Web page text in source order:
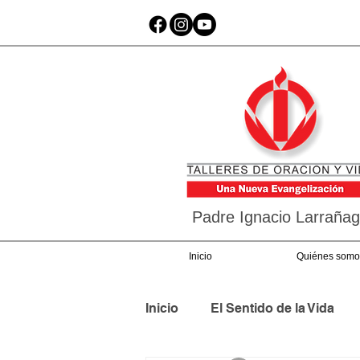
Padre Ignacio
Inicio Quiénes
Inicio El Sentido de la Vida